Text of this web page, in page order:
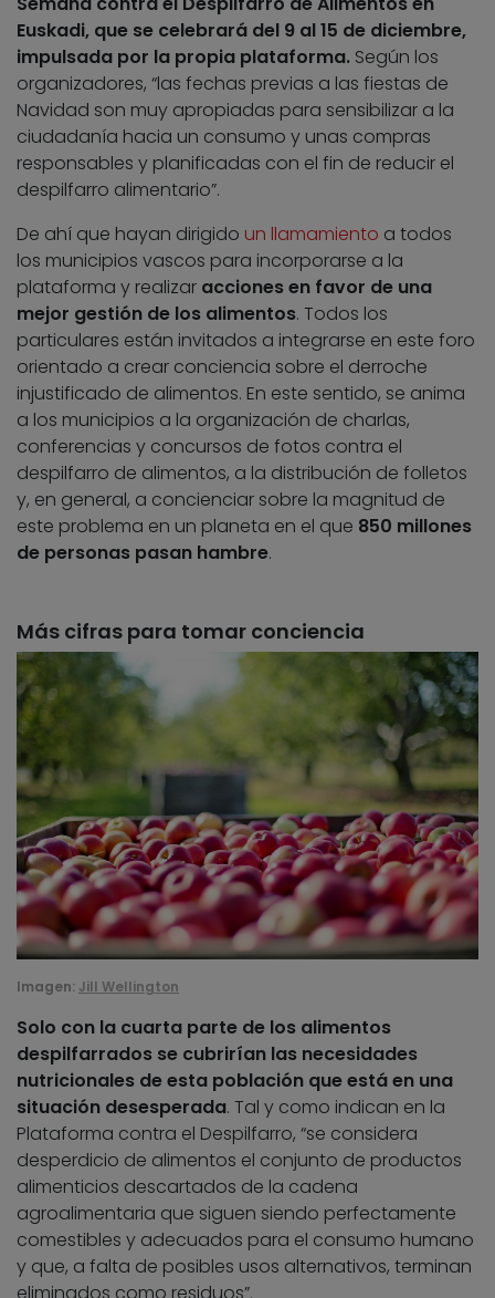
Euskadi, que se celebrará del 9 al 15 de diciembre,
impulsada por la propia plataforma. Según los
organizadores, “las fechas previas a las fiestas de
Navidad son muy apropiadas para sensibilizar a la
ciudadanía hacia un consumo y unas compras
responsables y planificadas con el fin de reducir el
despilfarro alimentario”.
De ahí que hayan dirigido un llamamiento a todos
los municipios vascos para incorporarse a la
plataforma y realizar acciones en favor de una
mejor gestión de los alimentos. Todos los
particulares están invitados a integrarse en este foro
orientado a crear conciencia sobre el derroche
injustificado de alimentos. En este sentido, se anima
a los municipios a la organización de charlas,
conferencias y concursos de fotos contra el
despilfarro de alimentos, a la distribución de folletos
y, en general, a concienciar sobre la magnitud de
este problema en un planeta en el que 850 millones
de personas pasan hambre.
Más cifras para tomar conciencia
Imagen: Jill Wellington
Solo con la cuarta parte de los alimentos
despilfarrados se cubrirían las necesidades
nutricionales de esta población que está en una
situación desesperada. Tal y como indican en la
Plataforma contra el Despilfarro, “se considera
desperdicio de alimentos el conjunto de productos
alimenticios descartados de la cadena
agroalimentaria que siguen siendo perfectamente
comestibles y adecuados para el consumo humano
y que, a falta de posibles usos alternativos, terminan